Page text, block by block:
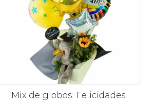
Mix de globos: Felicidades